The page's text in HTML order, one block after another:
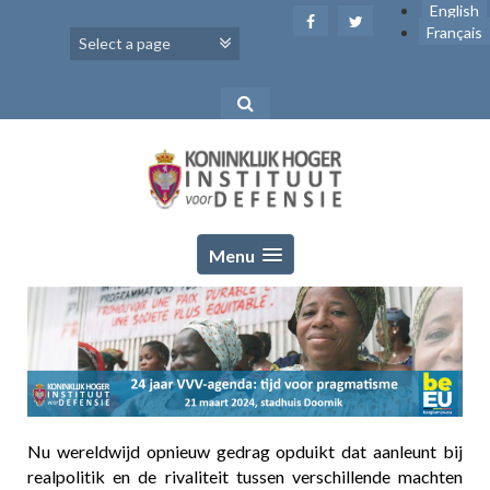
English
Français
Menu
Nu wereldwijd opnieuw gedrag opduikt dat aanleunt bij
realpolitik en de rivaliteit tussen verschillende machten